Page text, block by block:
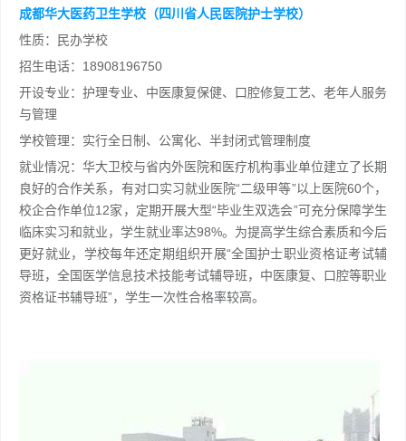
成都华大医药卫生学校（四川省人民医院护士学校）
性质：民办学校
招生电话：18908196750
开设专业：护理专业、中医康复保健、口腔修复工艺、老年人服务
与管理
学校管理：实行全日制、公寓化、半封闭式管理制度
就业情况：华大卫校与省内外医院和医疗机构事业单位建立了长期
良好的合作关系，有对口实习就业医院“二级甲等”以上医院60个，
校企合作单位12家，定期开展大型“毕业生双选会”可充分保障学生
临床实习和就业，学生就业率达98%。为提高学生综合素质和今后
更好就业，学校每年还定期组织开展“全国护士职业资格证考试辅
导班，全国医学信息技术技能考试辅导班，中医康复、口腔等职业
资格证书辅导班”，学生一次性合格率较高。